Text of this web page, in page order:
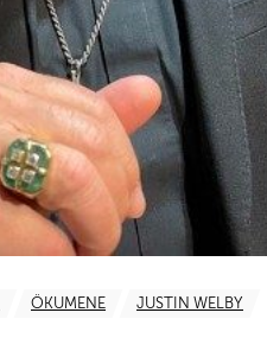
ÖKUMENE JUSTIN WELBY